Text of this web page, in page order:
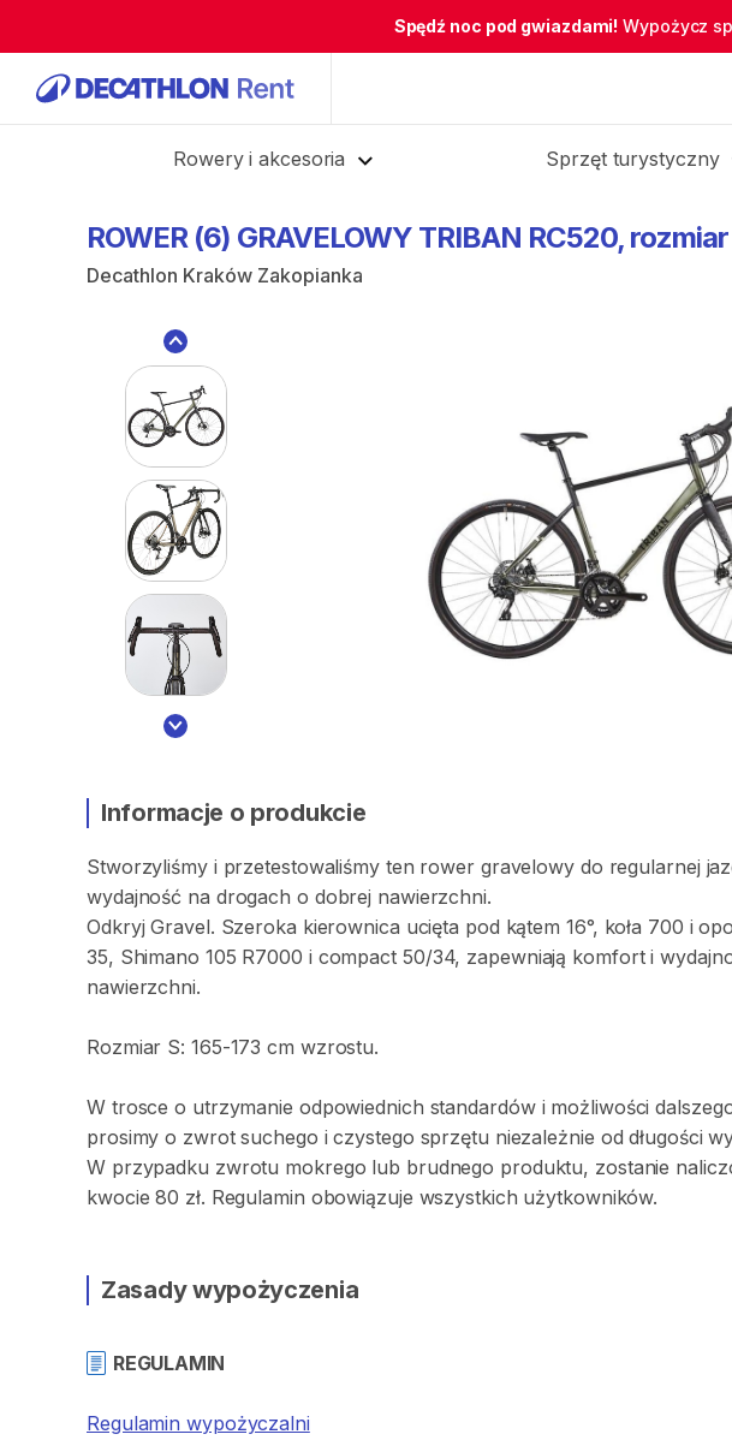
Spędź noc pod gwiazdami! Wypożycz
Rowery i akcesoria Sprzęt turystyczny
ROWER (6) GRAVELOWY TRIBAN RC520​,​ rozmiar
Decathlon Kraków Zakopianka
Informacje o produkcie
Stworzyliśmy i przetestowaliśmy ten rower gravelowy do regularnej
wydajność na drogach o dobrej nawierzchni.
Odkryj Gravel. Szeroka kierownica ucięta pod kątem 16°​​,​ koła 700 i
35​​,​ Shimano 105 R7000 i compact 50​​/​​34​​,​ zapewniają komfort i
nawierzchni.
Rozmiar S: 165-173 cm wzrostu.
W trosce o utrzymanie odpowiednich standardów i możliwości
prosimy o zwrot suchego i czystego sprzętu niezależnie od długości
W przypadku zwrotu mokrego lub brudnego produktu​​​,​ zostanie
kwocie 80 zł. Regulamin obowiązuje wszystkich użytkowników.
Zasady wypożyczenia
REGULAMIN
Regulamin wypożyczalni